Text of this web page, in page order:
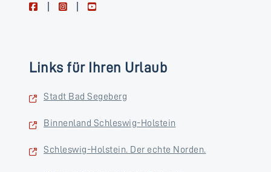
facebookinstagramyoutube
Links für Ihren Urlaub
Stadt Bad Segeberg
Binnenland Schleswig-Holstein
Schleswig-Holstein. Der echte Norden.